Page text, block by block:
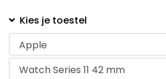
Kies je toestel